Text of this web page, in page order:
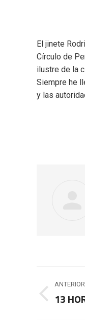
El jinete
Círculo de
ilustre de la
Siempre he
y las
entre
ANTERIOR
13